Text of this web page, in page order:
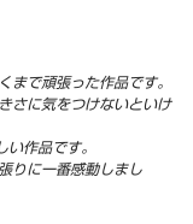
まで頑張った作品です。
さに気をつけないといけ
作品です。
りに一番感動しまし